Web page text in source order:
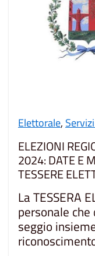
Elettorale,
ELEZIONI
2024: DATE E
TESSERE
La TESSERA
personale
seggio